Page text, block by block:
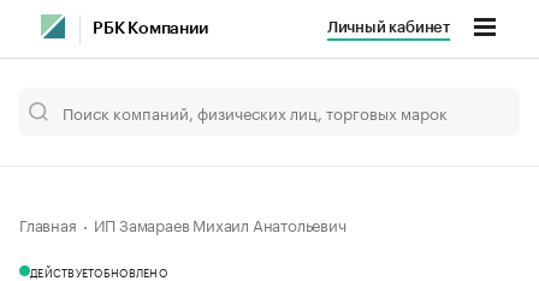
РБК Компании Личный кабинет
Главная ИП Замараев Михаил Анатольевич
ДЕЙСТВУЕТОБНОВЛЕНО